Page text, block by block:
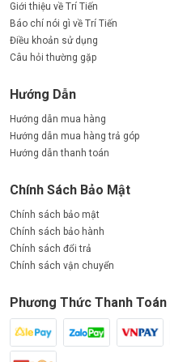
Giới thiệu về Trí Tiến
Báo chí nói gì về Trí Tiến
Điều khoản sử dụng
Câu hỏi thường gặp
Hướng Dẫn
Hướng dẫn mua hàng
Hướng dẫn mua hàng trả góp
Hướng dẫn thanh toán
Chính Sách Bảo Mật
Chính sách bảo mật
Chính sách bảo hành
Chính sách đổi trả
Chính sách vận chuyển
Phương Thức Thanh Toán